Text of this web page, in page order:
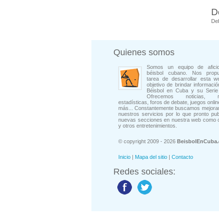
Quienes somos
Somos un equipo de
béisbol cubano. Nos
tarea de desarrollar esta
objetivo de brindar
Béisbol en Cuba y su Serie
Ofrecemos noticias,
estadísticas, foros de debate, juegos
más... Constantemente buscamos
nuestros servicios por lo que pronto
nuevas secciones en nuestra web como
y otros entretenimientos.
© copyright 2009 - 2026
Inicio | Mapa del sitio | Contacto
Redes sociales: